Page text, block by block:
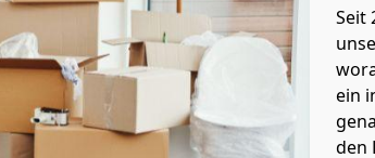
Seit
ein
den